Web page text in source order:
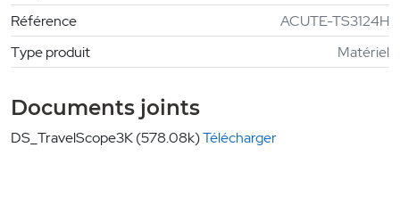
Référence
ACUTE-TS3124H
Type produit
Matériel
Documents joints
DS_TravelScope3K (578.08k)Télécharger